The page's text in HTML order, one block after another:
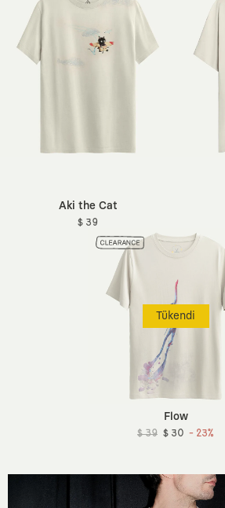
Aki the Cat
$ 39
Tükendi
Flow
$ 39 $ 30 - 23%